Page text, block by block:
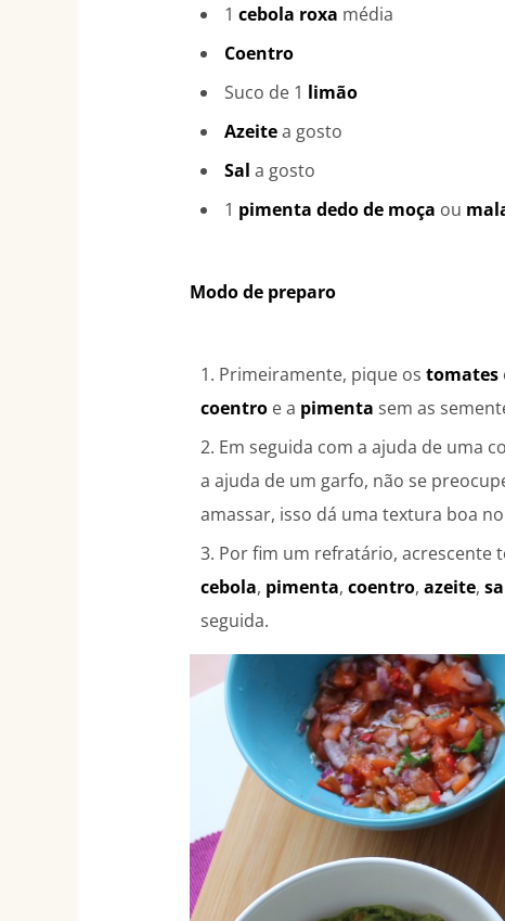
1cebola roxa média
Coentro
Suco de 1 limão
Azeitea gosto
Sal a gosto
1 pimenta dedo de moça ou
Modo de preparo
Primeiramente, pique os tomates
coentroe a pimenta sem as
Em seguida com a ajuda de uma
a ajuda de um garfo, não se
amassar, isso dá uma textura boa
Por fim um refratário, acrescente
cebola, pimenta, coentro, azeite,
seguida.